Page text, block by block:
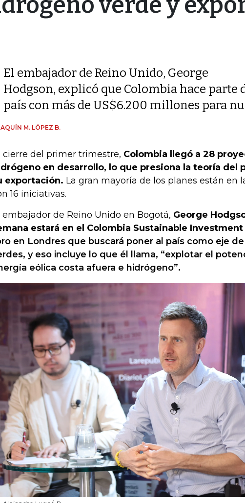
El embajador de Reino Unido, George
Hodgson, explicó que Colombia hace parte
país con más de US$6.200 millones para
M. LÓPEZ B.
cierre del primer trimestre, Colombia llegó a 28
en desarrollo, lo que presiona la teoría del
exportación. La gran mayoría de los planes están en
16 iniciativas.
embajador de Reino Unido en Bogotá, George
estará en el Colombia Sustainable Investment
en Londres que buscará poner al país como eje
y eso incluye lo que él llama, “explotar el
eólica costa afuera e hidrógeno”.